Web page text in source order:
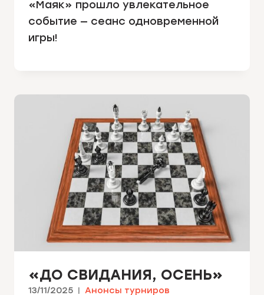
«Маяк» прошло увлекательное
событие — сеанс одновременной
игры!
«ДО СВИДАНИЯ, ОСЕНЬ»
13/11/2025 Анонсы турниров